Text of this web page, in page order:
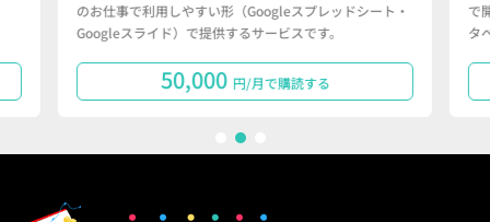
のお仕事で利用しやすい形（Googleスプレッドシート・
Googleスライド）で提供するサービスです。
50,000 円/月で購読する
で
タ